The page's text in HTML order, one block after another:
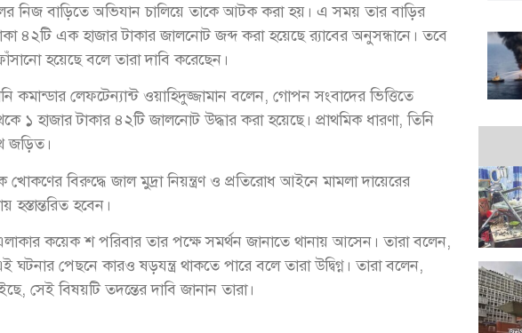
নিজ বাড়িতে অভিযান চালিয়ে তাকে আটক করা হয়। এ সময় তার বাড়ির
৪২টি এক হাজার টাকার জালনোট জব্দ করা হয়েছে র‌্যাবের অনুসন্ধানে। তবে
হয়েছে বলে তারা দাবি করেছেন।
কমান্ডার লেফটেন্যান্ট ওয়াহিদুজ্জামান বলেন, গোপন সংবাদের ভিত্তিতে
১ হাজার টাকার ৪২টি জালনোট উদ্ধার করা হয়েছে। প্রাথমিক ধারণা, তিনি
জড়িত।
বিরুদ্ধে জাল মুদ্রা নিয়ন্ত্রণ ও প্রতিরোধ আইনে মামলা দায়েরের
হস্তান্তরিত হবেন।
কয়েক শ পরিবার তার পক্ষে সমর্থন জানাতে থানায় আসেন। তারা বলেন,
পেছনে কারও ষড়যন্ত্র থাকতে পারে বলে তারা উদ্বিগ্ন। তারা বলেন,
সেই বিষয়টি তদন্তের দাবি জানান তারা।